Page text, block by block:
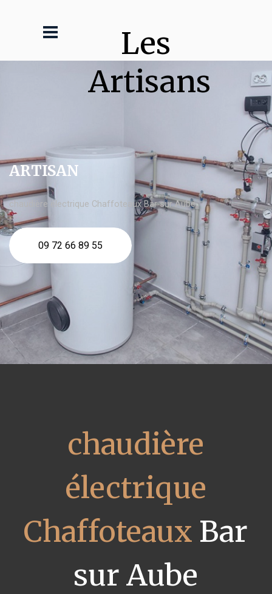
Les
Artisans
ARTISAN
chaudière électrique Chaffoteaux Bar sur Aube
09 72 66 89 55
chaudière
électrique
Chaffoteaux Bar
sur Aube